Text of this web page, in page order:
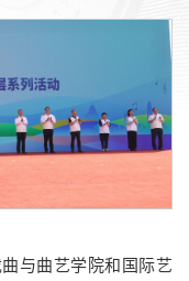
与曲艺学院和国际艺